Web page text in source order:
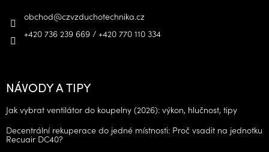
obchod@czvzduchotechnika.cz
+420 736 239 669 / +420 770 110 334
NÁVODY A TIPY
Jak vybrat ventilátor do koupelny (2026): výkon, hlučnost, tipy
Decentrální rekuperace do jedné místnosti: Proč vsadit na jednotku
Recuair DC40?